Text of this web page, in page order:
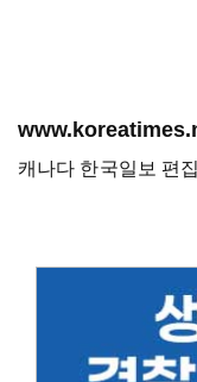
캐나다 한국일보 편